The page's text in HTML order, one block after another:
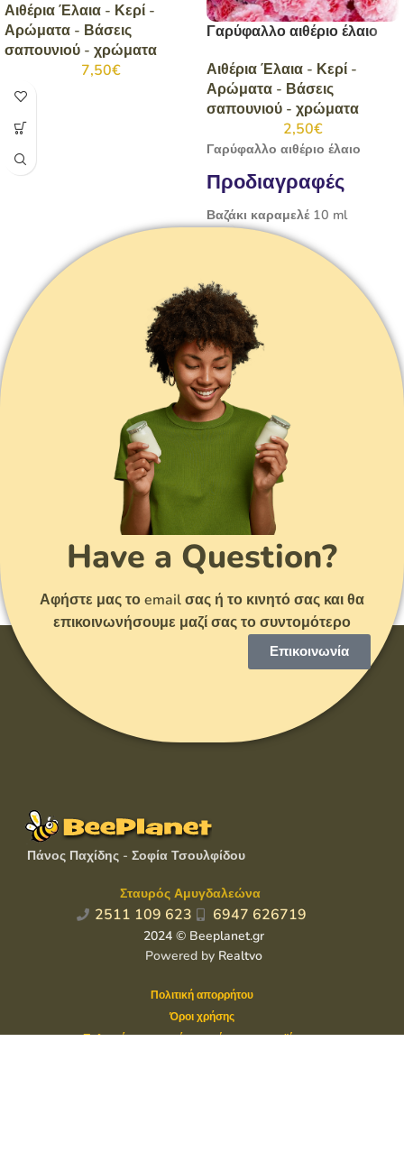
Αιθέρια Έλαια - Κερί -
Αρώματα - Βάσεις
σαπουνιού - χρώματα
7,50€
Γαρύφαλλο αιθέριο έλαιο
Αιθέρια Έλαια - Κερί -
Αρώματα - Βάσεις
σαπουνιού - χρώματα
2,50€
Γαρύφαλλο αιθέριο έλαιο
Προδιαγραφές
Βαζάκι καραμελέ 10 ml
Have a Question?
Αφήστε μας το email σας ή το κινητό σας και θα
επικοινωνήσουμε μαζί σας το συντομότερο
Επικοινωνία
Πάνος Παχίδης - Σοφία Τσουλφίδου
Σταυρός Αμυγδαλεώνα
2511 109 623 6947 626719
2024 © Beeplanet.gr
Powered by Realtvo
Πολιτική απορρήτου
Όροι χρήσης
Πολιτική επιστροφής χρημάτων και προϊόντων